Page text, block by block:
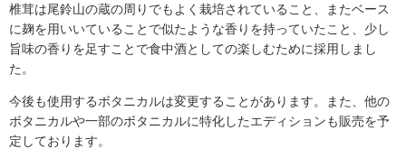
椎茸は尾鈴山の蔵の周りでもよく栽培されていること、またベース
に麹を用いいていることで似たような香りを持っていたこと、少し
旨味の香りを足すことで食中酒としての楽しむために採用しまし
た。
今後も使用するボタニカルは変更することがあります。また、他の
ボタニカルや一部のボタニカルに特化したエディションも販売を予
定しております。